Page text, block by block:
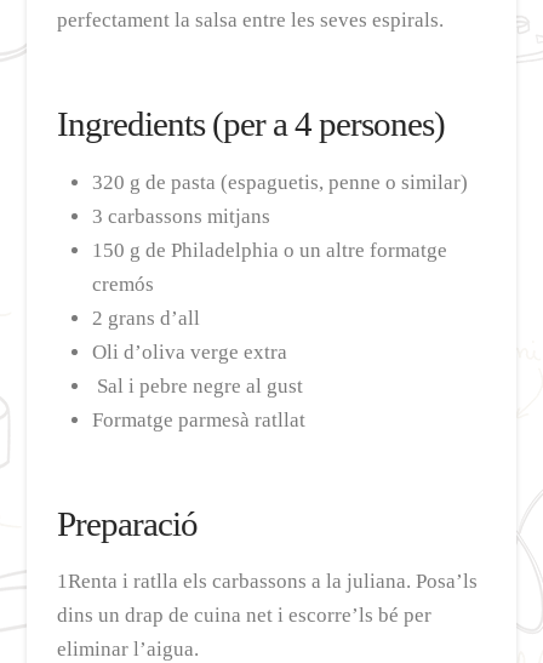
perfectament la salsa entre les seves espirals.
Ingredients (per a 4 persones)
320 g de pasta (espaguetis, penne o similar)
3 carbassons mitjans
150 g de Philadelphia o un altre formatge
cremós
2 grans d’all
Oli d’oliva verge extra
Sal i pebre negre al gust
Formatge parmesà ratllat
Preparació
1Renta i ratlla els carbassons a la juliana. Posa’ls
dins un drap de cuina net i escorre’ls bé per
eliminar l’aigua.